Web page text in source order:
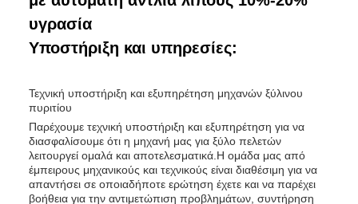
υγρασία
Υποστήριξη και υπηρεσίες:
Τεχνική υποστήριξη και εξυπηρέτηση μηχανών ξύλινου
πυριτίου
Παρέχουμε τεχνική υποστήριξη και εξυπηρέτηση για να
διασφαλίσουμε ότι η μηχανή μας για ξύλο πελετών
λειτουργεί ομαλά και αποτελεσματικά.Η ομάδα μας από
έμπειρους μηχανικούς και τεχνικούς είναι διαθέσιμη για να
απαντήσει σε οποιαδήποτε ερώτηση έχετε και να παρέχει
βοήθεια για την αντιμετώπιση προβλημάτων, συντήρηση